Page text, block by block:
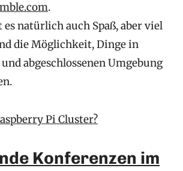
.
natürlich auch Spaß, aber viel
die Möglichkeit, Dinge in
abgeschlossenen Umgebung
Pi Cluster?
Konferenzen im